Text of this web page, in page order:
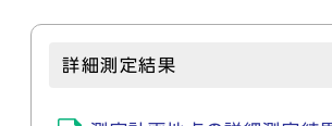
詳細測定結果